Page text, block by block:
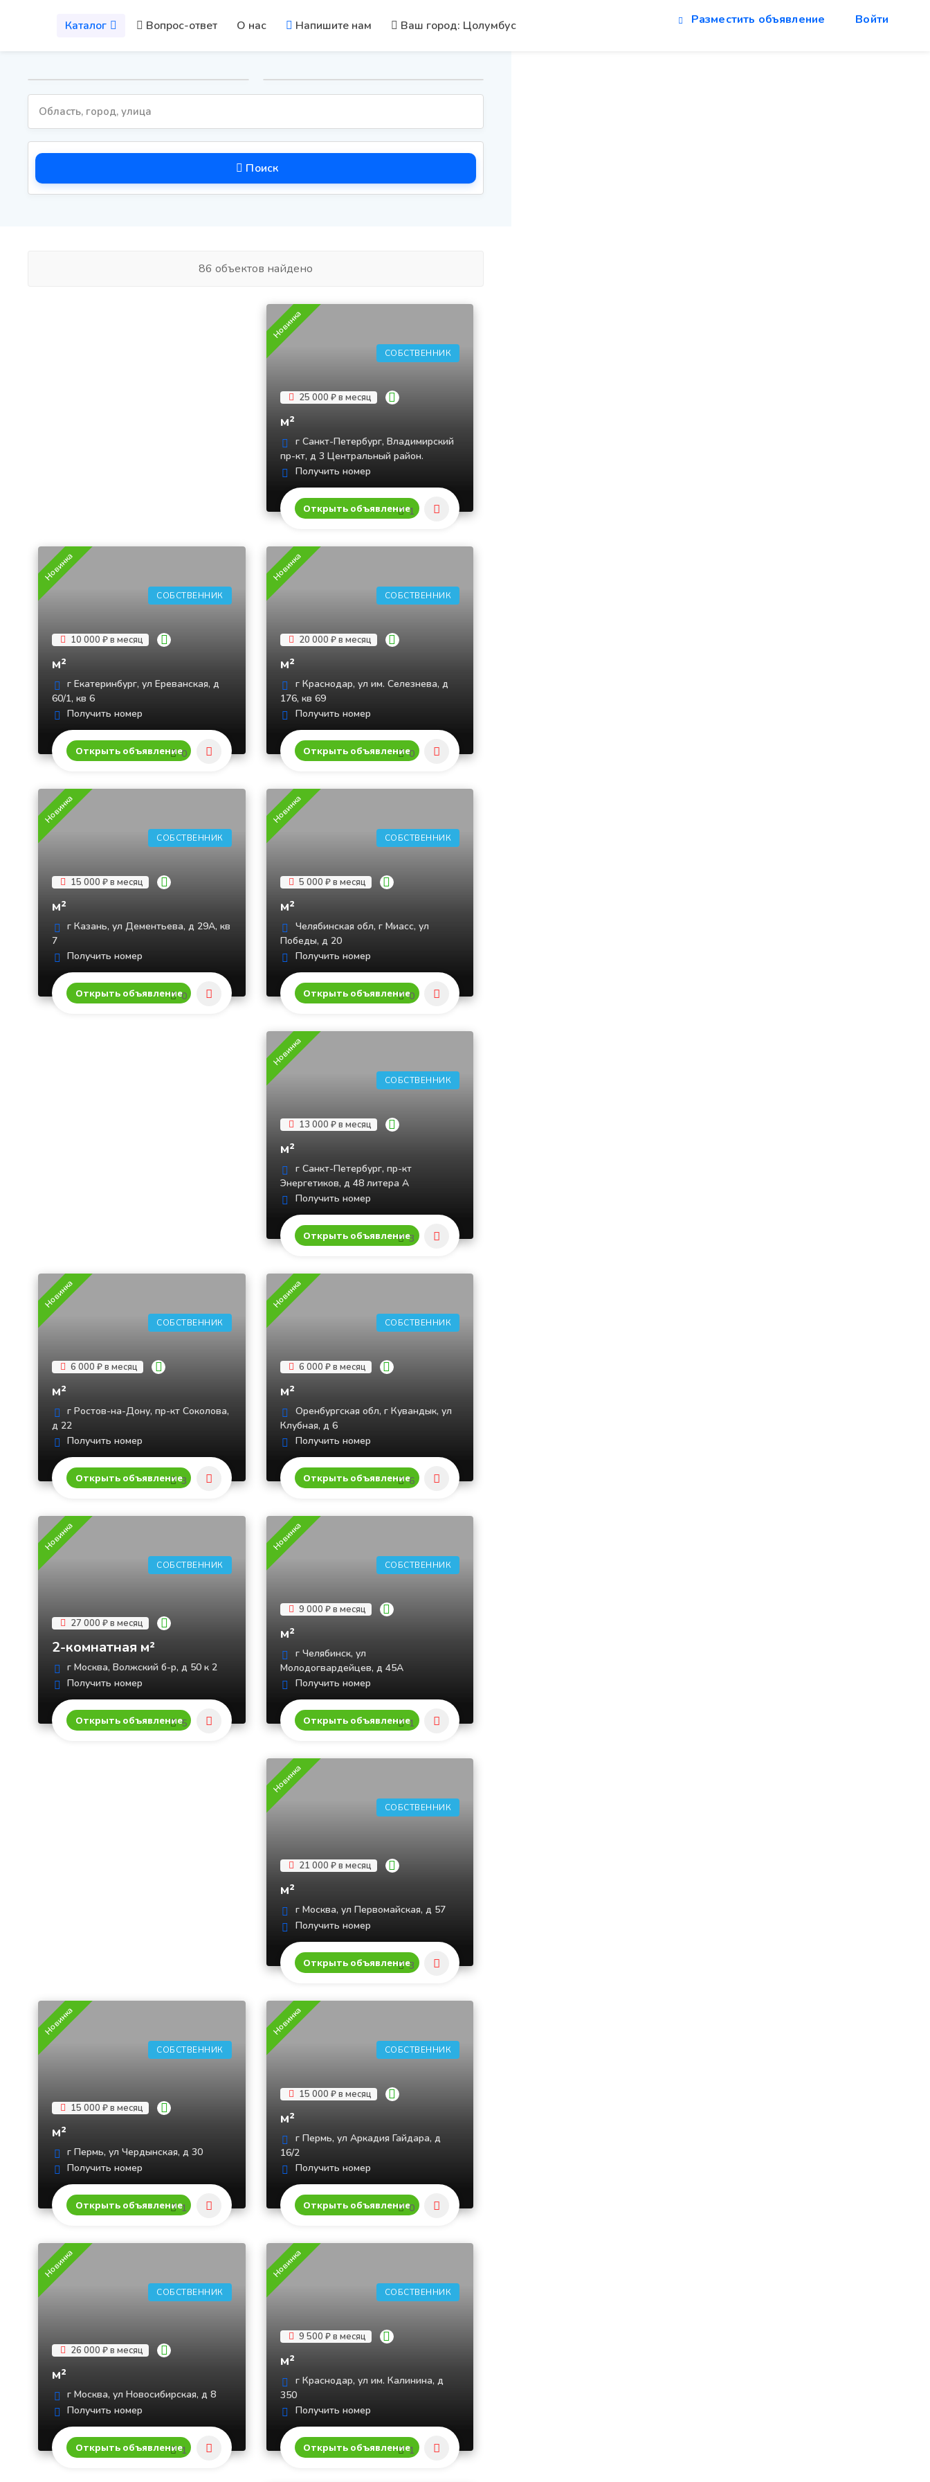
Каталог Вопрос-ответ О нас Напишите нам Ваш город: Цолумбус Разместить объявление Войти
Поиск
86 объектов найдено
СОБСТВЕННИК
Новинка
25 000 ₽ в месяц
м²
г Санкт-Петербург, Владимирский
пр-кт, д 3 Центральный район.
Получить номер
Открыть объявление1
СОБСТВЕННИК
Новинка
10 000 ₽ в месяц
м²
г Екатеринбург, ул Ереванская, д
60/1, кв 6
Получить номер
Открыть объявление0
СОБСТВЕННИК
Новинка
20 000 ₽ в месяц
м²
г Краснодар, ул им. Селезнева, д
176, кв 69
Получить номер
Открыть объявление0
СОБСТВЕННИК
Новинка
15 000 ₽ в месяц
м²
г Казань, ул Дементьева, д 29А, кв
7
Получить номер
Открыть объявление0
СОБСТВЕННИК
Новинка
5 000 ₽ в месяц
м²
Челябинская обл, г Миасс, ул
Победы, д 20
Получить номер
Открыть объявление0
СОБСТВЕННИК
Новинка
13 000 ₽ в месяц
м²
г Санкт-Петербург, пр-кт
Энергетиков, д 48 литера А
Получить номер
Открыть объявление3
СОБСТВЕННИК
Новинка
6 000 ₽ в месяц
м²
г Ростов-на-Дону, пр-кт Соколова,
д 22
Получить номер
Открыть объявление3
СОБСТВЕННИК
Новинка
6 000 ₽ в месяц
м²
Оренбургская обл, г Кувандык, ул
Клубная, д 6
Получить номер
Открыть объявление6
СОБСТВЕННИК
Новинка
27 000 ₽ в месяц
2-комнатная м²
г Москва, Волжский б-р, д 50 к 2
Получить номер
Открыть объявление5
СОБСТВЕННИК
Новинка
9 000 ₽ в месяц
м²
г Челябинск, ул
Молодогвардейцев, д 45А
Получить номер
Открыть объявление1
СОБСТВЕННИК
Новинка
21 000 ₽ в месяц
м²
г Москва, ул Первомайская, д 57
Получить номер
Открыть объявление3
СОБСТВЕННИК
Новинка
15 000 ₽ в месяц
м²
г Пермь, ул Чердынская, д 30
Получить номер
Открыть объявление1
СОБСТВЕННИК
Новинка
15 000 ₽ в месяц
м²
г Пермь, ул Аркадия Гайдара, д
16/2
Получить номер
Открыть объявление0
СОБСТВЕННИК
Новинка
26 000 ₽ в месяц
м²
г Москва, ул Новосибирская, д 8
Получить номер
Открыть объявление1
СОБСТВЕННИК
Новинка
9 500 ₽ в месяц
м²
г Краснодар, ул им. Калинина, д
350
Получить номер
Открыть объявление1